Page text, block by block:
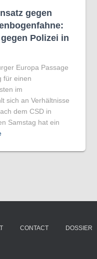
gegen
Polizei in
Europa Passage
für einen
im
sich an Verhältnisse
dem CSD in
Samstag hat ein
CONTACT DOSSIER